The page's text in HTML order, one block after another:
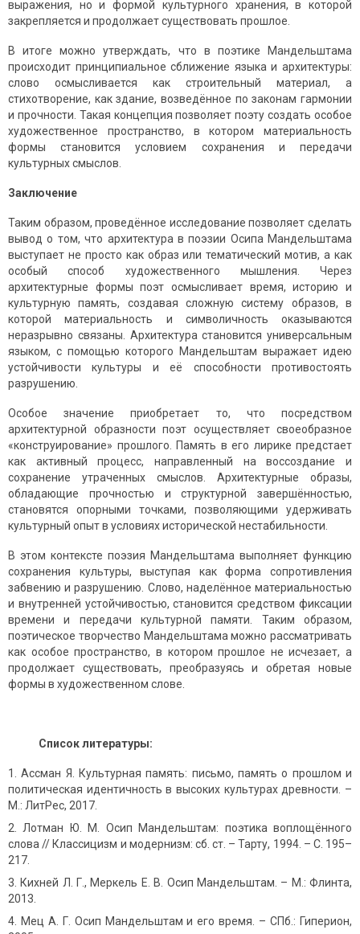
выражения, но и формой культурного хранения, в которой
закрепляется и продолжает существовать прошлое.
В итоге можно утверждать, что в поэтике Мандельштама
происходит принципиальное сближение языка и архитектуры:
слово осмысливается как строительный материал, а
стихотворение, как здание, возведённое по законам гармонии
и прочности. Такая концепция позволяет поэту создать особое
художественное пространство, в котором материальность
формы становится условием сохранения и передачи
культурных смыслов.
Заключение
Таким образом, проведённое исследование позволяет сделать
вывод о том, что архитектура в поэзии Осипа Мандельштама
выступает не просто как образ или тематический мотив, а как
особый способ художественного мышления. Через
архитектурные формы поэт осмысливает время, историю и
культурную память, создавая сложную систему образов, в
которой материальность и символичность оказываются
неразрывно связаны. Архитектура становится универсальным
языком, с помощью которого Мандельштам выражает идею
устойчивости культуры и её способности противостоять
разрушению.
Особое значение приобретает то, что посредством
архитектурной образности поэт осуществляет своеобразное
«конструирование» прошлого. Память в его лирике предстает
как активный процесс, направленный на воссоздание и
сохранение утраченных смыслов. Архитектурные образы,
обладающие прочностью и структурной завершённостью,
становятся опорными точками, позволяющими удерживать
культурный опыт в условиях исторической нестабильности.
В этом контексте поэзия Мандельштама выполняет функцию
сохранения культуры, выступая как форма сопротивления
забвению и разрушению. Слово, наделённое материальностью
и внутренней устойчивостью, становится средством фиксации
времени и передачи культурной памяти. Таким образом,
поэтическое творчество Мандельштама можно рассматривать
как особое пространство, в котором прошлое не исчезает, а
продолжает существовать, преобразуясь и обретая новые
формы в художественном слове.
Список литературы:
Ассман Я. Культурная память: письмо, память о прошлом и
политическая идентичность в высоких культурах древности. –
М.: ЛитРес, 2017.
Лотман Ю. М. Осип Мандельштам: поэтика воплощённого
слова // Классицизм и модернизм: сб. ст. – Тарту, 1994. – С. 195–
217.
Кихней Л. Г., Меркель Е. В. Осип Мандельштам. – М.: Флинта,
2013.
Мец А. Г. Осип Мандельштам и его время. – СПб.: Гиперион,